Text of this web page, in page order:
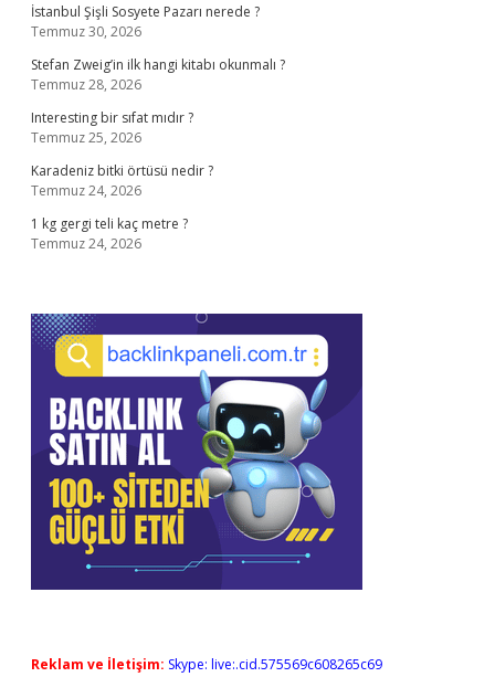
İstanbul Şişli Sosyete Pazarı nerede ?
Temmuz 30, 2026
Stefan Zweig’in ilk hangi kitabı okunmalı ?
Temmuz 28, 2026
Interesting bir sıfat mıdır ?
Temmuz 25, 2026
Karadeniz bitki örtüsü nedir ?
Temmuz 24, 2026
1 kg gergi teli kaç metre ?
Temmuz 24, 2026
Reklam ve İletişim: Skype: live:.cid.575569c608265c69